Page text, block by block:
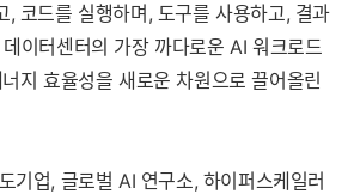
, 코드를 실행하며, 도구를 사용하고, 결과
이터센터의 가장 까다로운 AI 워크로드
지 효율성을 새로운 차원으로 끌어올린
기업, 글로벌 AI 연구소, 하이퍼스케일러